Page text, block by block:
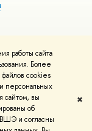
работы сайта
Более
cookies
персональных
сайтом, вы
об
и согласны
✖
использования